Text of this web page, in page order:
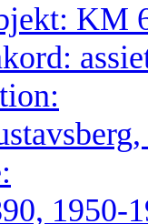
KM
1950-